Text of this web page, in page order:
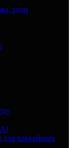
худи
хоккейных